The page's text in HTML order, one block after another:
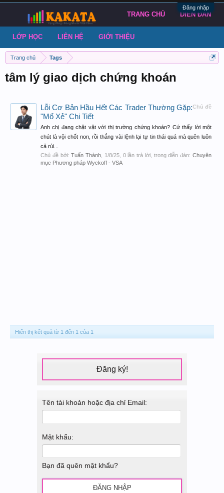
Đăng nhập
Trang chủ Tags
tâm lý giao dịch chứng khoán
Chủ đề
Lỗi Cơ Bản Hầu Hết Các Trader Thường Gặp:
"Mổ Xẻ" Chi Tiết
Anh chị đang chật vật với thị trường chứng khoán? Cứ thấy lời một
chút là vội chốt non, rồi thắng vài lệnh lại tự tin thái quá mà quên luôn
cả rủi...
Chủ đề bởi:Tuấn Thành 1/8/25, 0 lần trả lời, trong diễn đàn:Chuyên
mục Phương pháp Wyckoff - VSA
Hiển thị kết quả từ 1 đến 1 của 1
Đăng ký!
Tên tài khoản hoặc địa chỉ Email:
Mật khẩu:
Bạn đã quên mật khẩu?
TRANG CHỦ DIỄN ĐÀN
LỚP HỌC LIÊN HỆ GIỚI THIỆU